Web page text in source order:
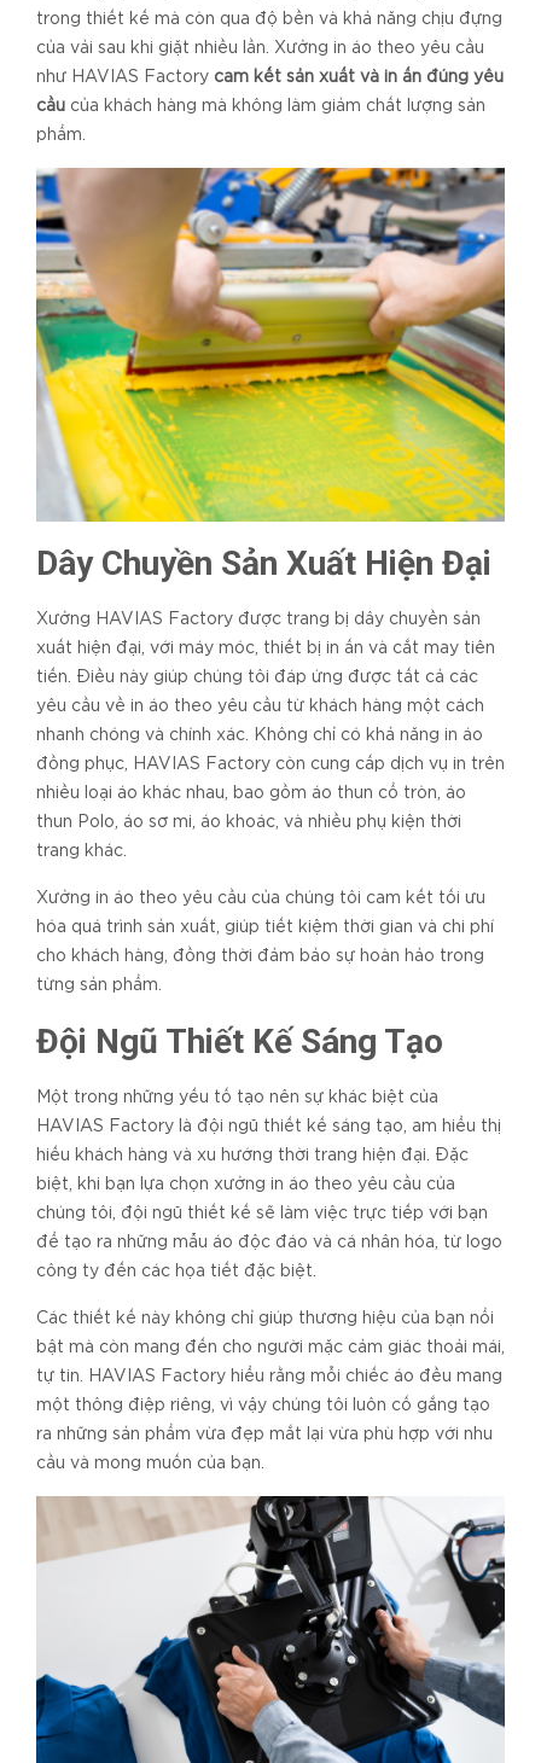
trong thiết kế mà còn qua độ bền và khả năng chịu đựng
của vải sau khi giặt nhiều lần. Xưởng in áo theo yêu cầu
như HAVIAS Factory cam kết sản xuất và in ấn đúng yêu
cầu của khách hàng mà không làm giảm chất lượng sản
phẩm.
Dây Chuyền Sản Xuất Hiện Đại
Xưởng HAVIAS Factory được trang bị dây chuyền sản
xuất hiện đại, với máy móc, thiết bị in ấn và cắt may tiên
tiến. Điều này giúp chúng tôi đáp ứng được tất cả các
yêu cầu về in áo theo yêu cầu từ khách hàng một cách
nhanh chóng và chính xác. Không chỉ có khả năng in áo
đồng phục, HAVIAS Factory còn cung cấp dịch vụ in trên
nhiều loại áo khác nhau, bao gồm áo thun cổ tròn, áo
thun Polo, áo sơ mi, áo khoác, và nhiều phụ kiện thời
trang khác.
Xưởng in áo theo yêu cầu của chúng tôi cam kết tối ưu
hóa quá trình sản xuất, giúp tiết kiệm thời gian và chi phí
cho khách hàng, đồng thời đảm bảo sự hoàn hảo trong
từng sản phẩm.
Đội Ngũ Thiết Kế Sáng Tạo
Một trong những yếu tố tạo nên sự khác biệt của
HAVIAS Factory là đội ngũ thiết kế sáng tạo, am hiểu thị
hiếu khách hàng và xu hướng thời trang hiện đại. Đặc
biệt, khi bạn lựa chọn xưởng in áo theo yêu cầu của
chúng tôi, đội ngũ thiết kế sẽ làm việc trực tiếp với bạn
để tạo ra những mẫu áo độc đáo và cá nhân hóa, từ logo
công ty đến các họa tiết đặc biệt.
Các thiết kế này không chỉ giúp thương hiệu của bạn nổi
bật mà còn mang đến cho người mặc cảm giác thoải mái,
tự tin. HAVIAS Factory hiểu rằng mỗi chiếc áo đều mang
một thông điệp riêng, vì vậy chúng tôi luôn cố gắng tạo
ra những sản phẩm vừa đẹp mắt lại vừa phù hợp với nhu
cầu và mong muốn của bạn.